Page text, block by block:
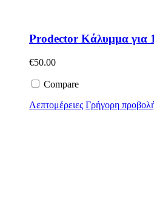
Prodector Κάλυμμα για
€50.00
Compare
Λεπτομέρειες Γρήγορη